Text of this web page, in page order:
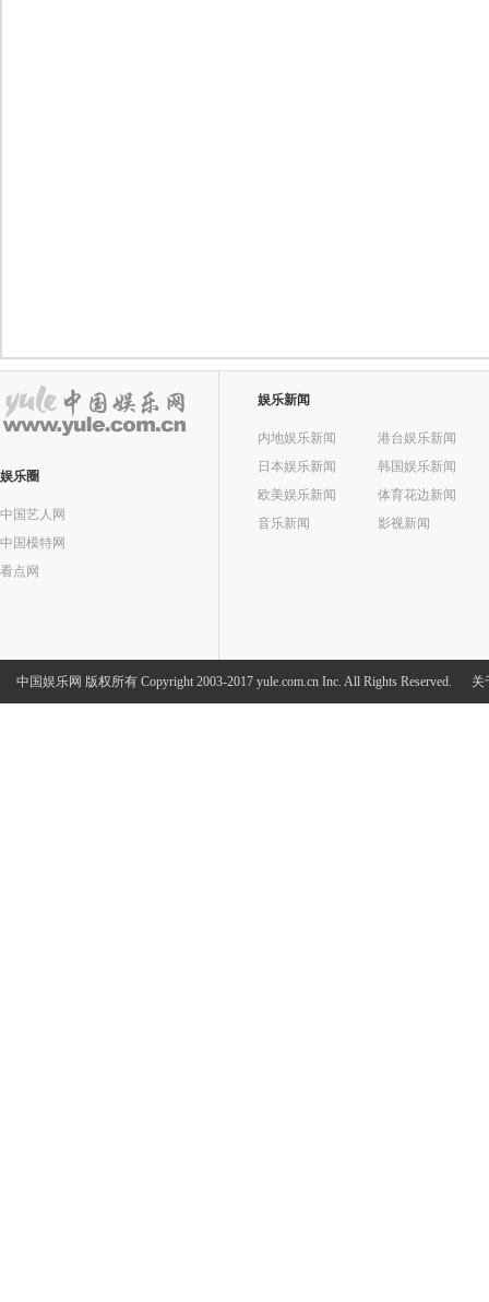
娱乐圈
中国艺人网
中国模特网
看点网
娱乐新闻
内地娱乐新闻
港台娱乐新闻
日本娱乐新闻
韩国娱乐新闻
欧美娱乐新闻
体育花边新闻
音乐新闻
影视新闻
中国娱乐网 版权所有 Copyright 2003-2017 yule.com.cn Inc. All Rights Reserved. 关